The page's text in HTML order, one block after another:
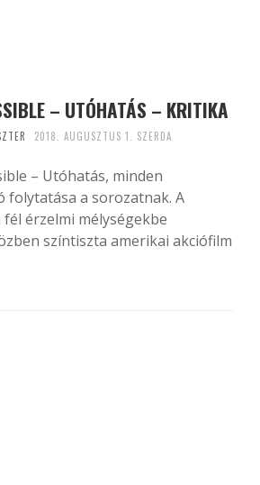
– UTÓHATÁS – KRITIKA
2018. AUGUSZTUS 1. SZERDA
– Utóhatás, minden
folytatása a sorozatnak. A
érzelmi mélységekbe
színtiszta amerikai akciófilm